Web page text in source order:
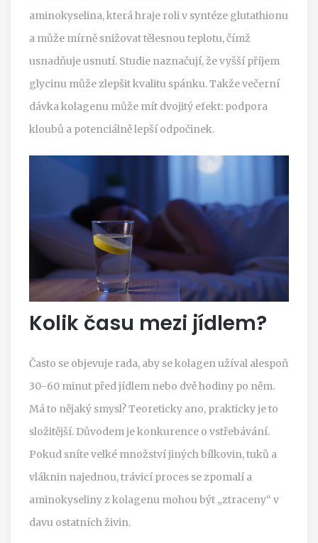
aminokyselina, která hraje roli v syntéze glutathionu
a může mírně snižovat tělesnou teplotu, čímž
usnadňuje usnutí. Studie naznačují, že vyšší příjem
glycinu může zlepšit kvalitu spánku. Takže večerní
dávka kolagenu může mít dvojitý efekt: podpora
kloubů a potenciálně lepší odpočinek.
Kolik času mezi jídlem?
Často se objevuje rada, aby se kolagen užíval alespoň
30-60 minut před jídlem nebo dvě hodiny po něm.
Má to nějaký smysl? Teoreticky ano, prakticky je to
složitější. Důvodem je konkurence o vstřebávání.
Pokud sníte velké množství jiných bílkovin, tuků a
vláknin najednou, trávicí proces se zpomalí a
aminokyseliny z kolagenu mohou být „ztraceny“ v
davu ostatních živin.